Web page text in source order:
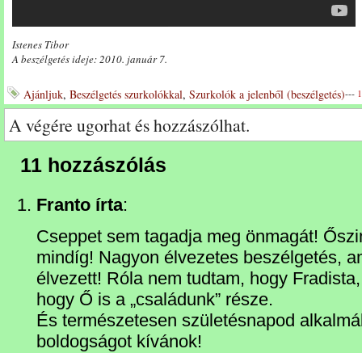
Istenes Tibor
A beszélgetés ideje: 2010. január 7.
Ajánljuk, Beszélgetés szurkolókkal, Szurkolók a jelenből (beszélgetés)---
A végére ugorhat és hozzászólhat.
11 hozzászólás
Franto írta:
Cseppet sem tagadja meg önmagát!
mindíg! Nagyon élvezetes beszélgetés,
élvezett! Róla nem tudtam, hogy
hogy Ő is a „családunk” része.
És természetesen születésnapod
boldogságot kívánok!